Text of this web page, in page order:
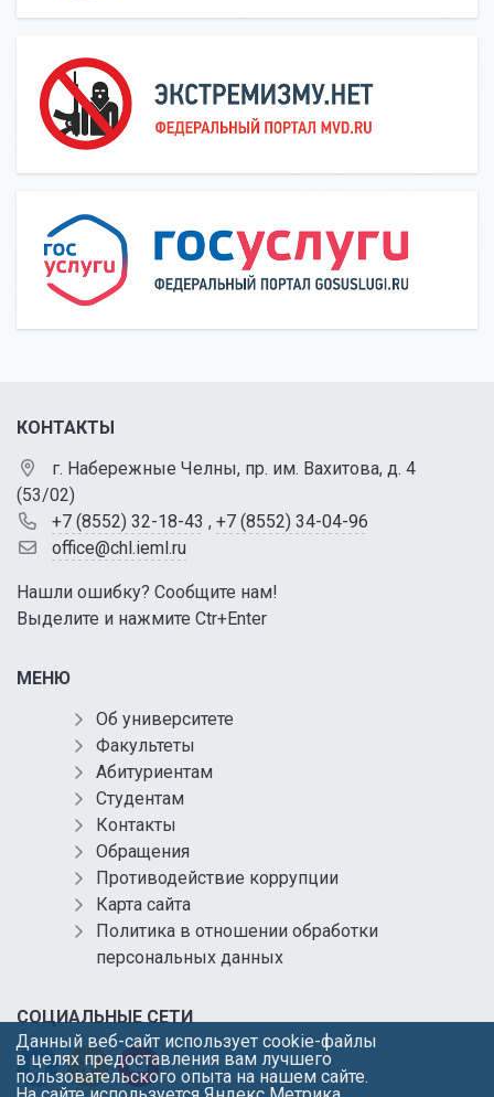
КОНТАКТЫ
г. Набережные Челны, пр. им. Вахитова, д. 4
(53/02)
+7 (8552) 32-18-43 , +7 (8552) 34-04-96
office@chl.ieml.ru
Нашли ошибку? Сообщите нам!
Выделите и нажмите Ctr+Enter
МЕНЮ
Об университете
Факультеты
Абитуриентам
Студентам
Контакты
Обращения
Противодействие коррупции
Карта сайта
Политика в отношении обработки
персональных данных
СОЦИАЛЬНЫЕ СЕТИ
Данный веб-сайт использует cookie-файлы
в целях предоставления вам лучшего
пользовательского опыта на нашем сайте.